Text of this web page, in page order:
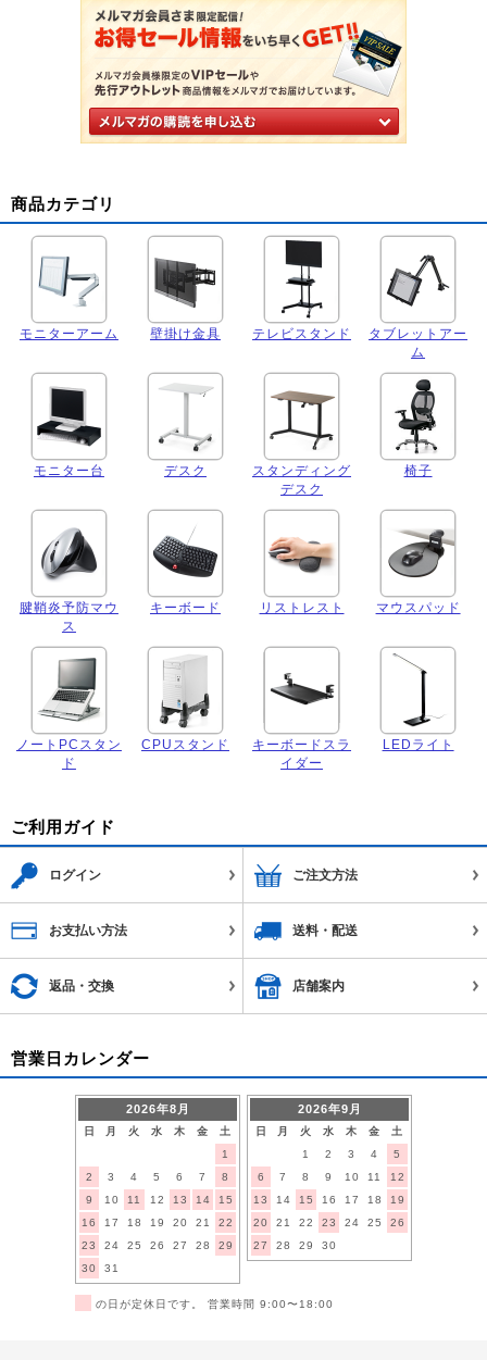
商品カテゴリ
モニターアーム 壁掛け金具 テレビスタンド
タブレットアー
ム
モニター台 デスク
スタンディング
デスク
椅子
腱鞘炎予防マウ
ス
キーボード リストレスト マウスパッド
ノートPCスタン
ド
CPUスタンド
キーボードスラ
イダー
LEDライト
ご利用ガイド
ログイン ご注文方法
お支払い方法 送料・配送
返品・交換 店舗案内
営業日カレンダー
2026年8月
日 月 火 水 木 金
土
1
2
3 4 5 6 7
8
9
10 11 12 13 14
15
16
17 18 19 20 21
22
23
24 25 26 27 28
29
30
31
2026年9月
日 月 火 水 木 金
土
1
2 3 4
5
6
7 8 9 10 11
12
13
14 15 16 17 18
19
20
21 22 23 24 25
26
27
28 29 30
の日が定休日です。 営業時間 9:00〜18:00